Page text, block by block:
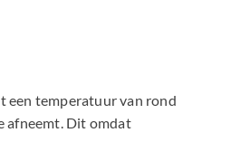
een temperatuur van rond
afneemt. Dit omdat